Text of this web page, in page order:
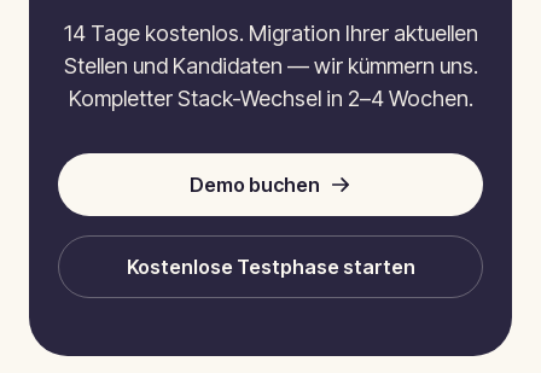
14 Tage kostenlos. Migration Ihrer aktuellen
Stellen und Kandidaten — wir kümmern uns.
Kompletter Stack-Wechsel in 2–4 Wochen.
Demo buchen
Kostenlose Testphase starten